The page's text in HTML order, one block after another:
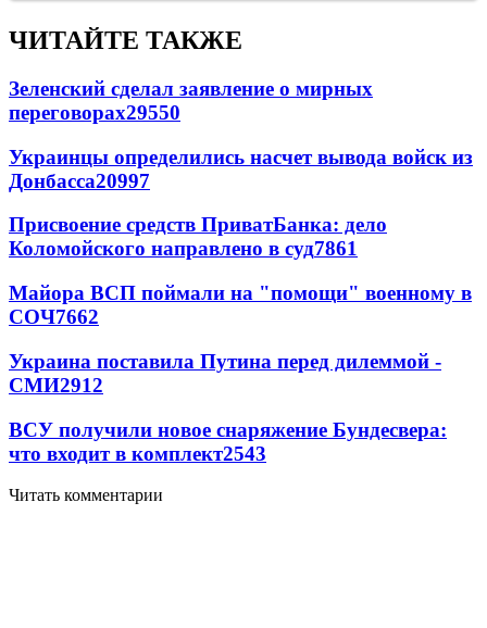
ЧИТАЙТЕ ТАКЖЕ
Зеленский сделал заявление о мирных
переговорах29550
Украинцы определились насчет вывода войск из
Донбасса20997
Присвоение средств ПриватБанка: дело
Коломойского направлено в суд7861
Майора ВСП поймали на "помощи" военному в
СОЧ7662
Украина поставила Путина перед дилеммой -
СМИ2912
ВСУ получили новое снаряжение Бундесвера:
что входит в комплект2543
Читать комментарии